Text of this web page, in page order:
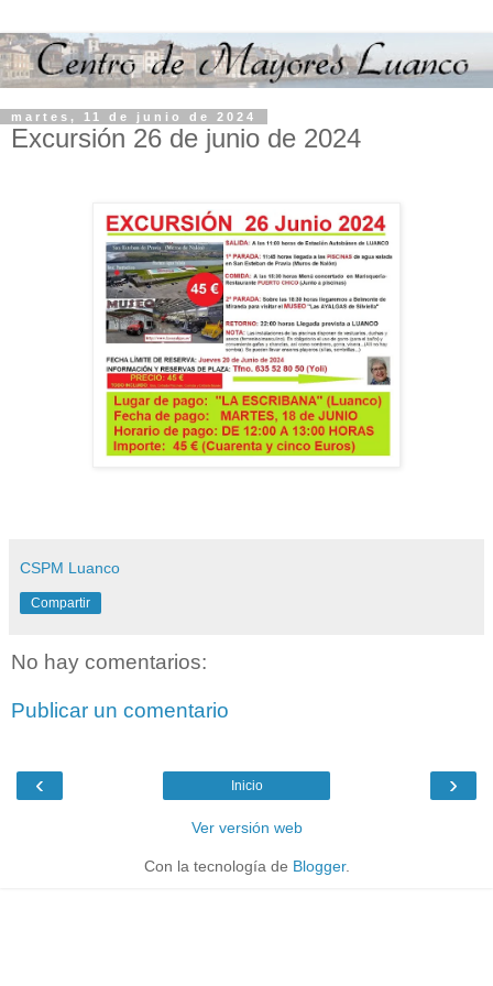
martes, 11 de junio de 2024
Excursión 26 de junio de 2024
CSPM Luanco
Compartir
No hay comentarios:
Publicar un comentario
‹ ›
Inicio
Ver versión web
Con la tecnología de Blogger.